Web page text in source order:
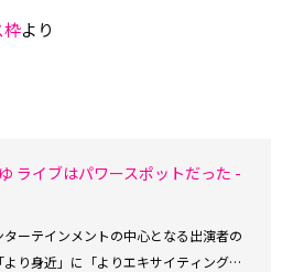
枠より
ライブはパワースポットだった -
ターテインメントの中心となる出演者の
より身近」に「よりエキサイティング」